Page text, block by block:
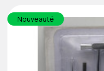
Nouveauté